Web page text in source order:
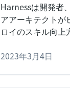
介
Harnessは開発者
アアーキテクトが
ロイのスキル向
Harnessは開発者
2023年3月4日